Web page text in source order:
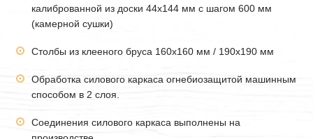
калиброванной из доски 44х144 мм с шагом 600 мм
(камерной сушки)
Столбы из клееного бруса 160х160 мм / 190х190 мм
Обработка силового каркаса огнебиозащитой машинным
способом в 2 слоя.
Соединения силового каркаса выполнены на